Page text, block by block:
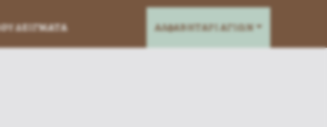
ΔΕΊΓΜΑΤΑ ΑΛΦΑΒΗΤΑΡΙ ΑΓΙΩΝ